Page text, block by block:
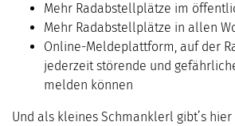
Mehr Radabstellplätze im
Mehr Radabstellplätze in allen
Online-Meldeplattform, auf der
jederzeit störende und
melden können
Und als kleines Schmanklerl gibt’s hier